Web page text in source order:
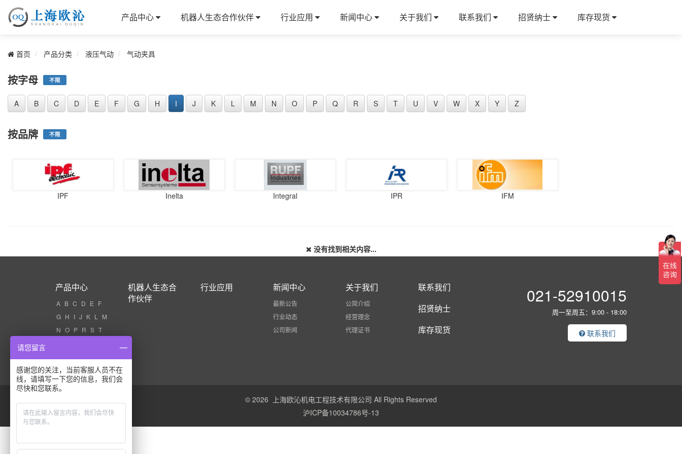
产品中心 机器人生态合作伙伴 行业应用 新闻中心 关于我们 联系我们 招贤纳士 库存现货
首页 产品分类 液压气动 气动夹具
按字母 不限
A B C D E F G H I J K L M N O P Q R S T U V W X Y Z
按品牌 不限
IPF Inelta Integral IPR IFM
没有找到相关内容...
产品中心
A B C D E F
G H I J K L
M
N O P R S T
机器人生态合
作伙伴
行业应用 新闻中心
最新公告
行业动态
公司新闻
关于我们
公简介绍
经营理念
代理证书
联系我们
招贤纳士
库存现货
021-52910015
周一至周五：9:00 - 18:00
联系我们
© 2026 上海欧沁机电工程技术有限公司 All Rights Reserved
沪ICP备10034786号-13
请您留言
感谢您的关注，当前客服人员不在
线，请填写一下您的信息，我们会
尽快和您联系。